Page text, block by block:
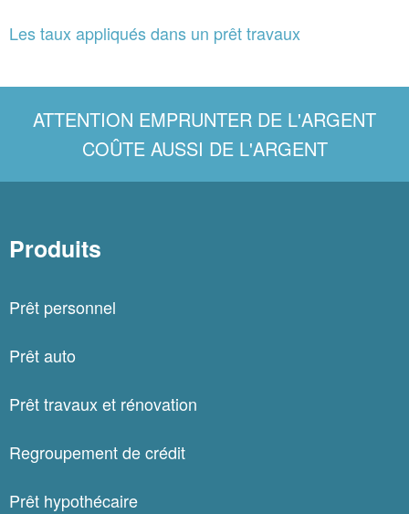
Les taux appliqués dans un prêt travaux
ATTENTION EMPRUNTER DE L'ARGENT
COÛTE AUSSI DE L'ARGENT
Produits
Prêt personnel
Prêt auto
Prêt travaux et rénovation
Regroupement de crédit
Prêt hypothécaire